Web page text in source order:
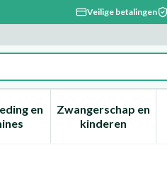
Veilige betalingen
verzorging en
en
submenu voor Dieet,
Zwangerschap en
kinderen
Toon